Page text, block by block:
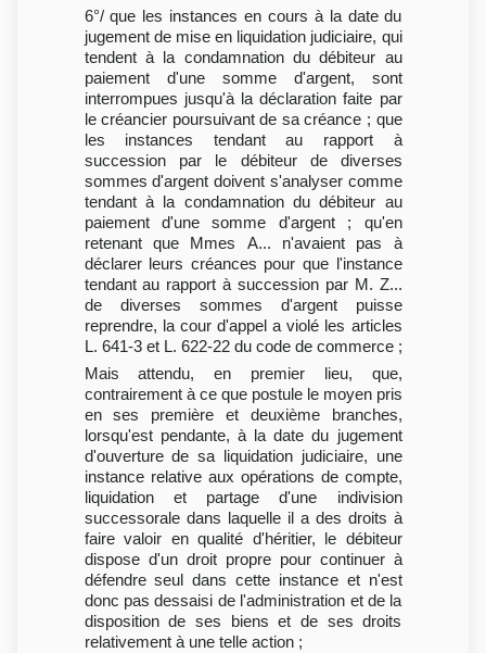
6°/ que les instances en cours à la date du
jugement de mise en liquidation judiciaire, qui
tendent à la condamnation du débiteur au
paiement d'une somme d'argent, sont
interrompues jusqu'à la déclaration faite par
le créancier poursuivant de sa créance ; que
les instances tendant au rapport à
succession par le débiteur de diverses
sommes d'argent doivent s'analyser comme
tendant à la condamnation du débiteur au
paiement d'une somme d'argent ; qu'en
retenant que Mmes A... n'avaient pas à
déclarer leurs créances pour que l'instance
tendant au rapport à succession par M. Z...
de diverses sommes d'argent puisse
reprendre, la cour d'appel a violé les articles
L. 641-3 et L. 622-22 du code de commerce ;
Mais attendu, en premier lieu, que,
contrairement à ce que postule le moyen pris
en ses première et deuxième branches,
lorsqu'est pendante, à la date du jugement
d'ouverture de sa liquidation judiciaire, une
instance relative aux opérations de compte,
liquidation et partage d'une indivision
successorale dans laquelle il a des droits à
faire valoir en qualité d'héritier, le débiteur
dispose d'un droit propre pour continuer à
défendre seul dans cette instance et n'est
donc pas dessaisi de l'administration et de la
disposition de ses biens et de ses droits
relativement à une telle action ;